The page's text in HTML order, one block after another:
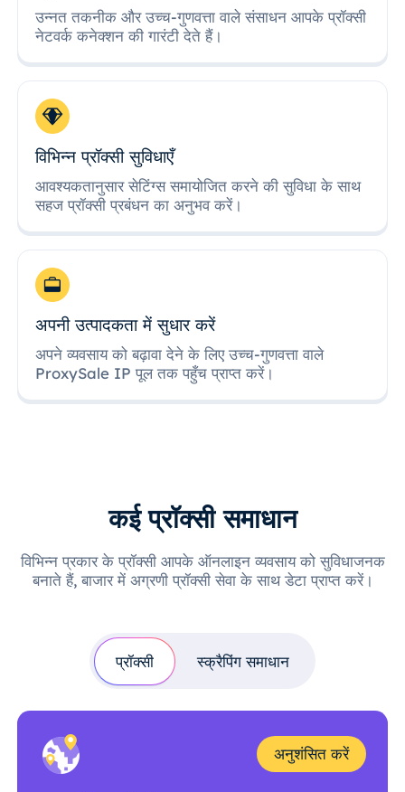
उन्नत तकनीक और उच्च-गुणवत्ता वाले संसाधन आपके प्रॉक्सी
नेटवर्क कनेक्शन की गारंटी देते हैं।
विभिन्न प्रॉक्सी सुविधाएँ
आवश्यकतानुसार सेटिंग्स समायोजित करने की सुविधा के साथ
सहज प्रॉक्सी प्रबंधन का अनुभव करें।
अपनी उत्पादकता में सुधार करें
अपने व्यवसाय को बढ़ावा देने के लिए उच्च-गुणवत्ता वाले
ProxySale IP पूल तक पहुँच प्राप्त करें।
कई प्रॉक्सी समाधान
विभिन्न प्रकार के प्रॉक्सी आपके ऑनलाइन व्यवसाय को सुविधाजनक
बनाते हैं, बाजार में अग्रणी प्रॉक्सी सेवा के साथ डेटा प्राप्त करें।
प्रॉक्सी स्क्रैपिंग समाधान
अनुशंसित करें